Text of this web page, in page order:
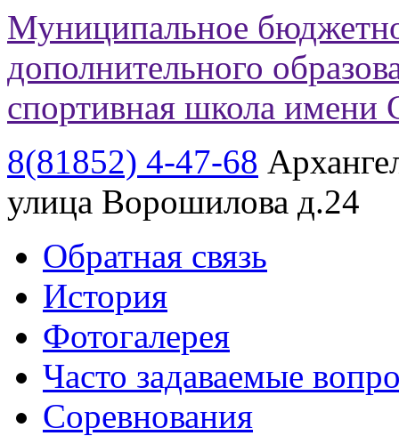
Муниципальное
дополнительного
спортивная школа имени
8(81852) 4-47-68
улица Ворошилова д.24
Обратная связь
История
Фотогалерея
Часто задаваемые
Соревнования